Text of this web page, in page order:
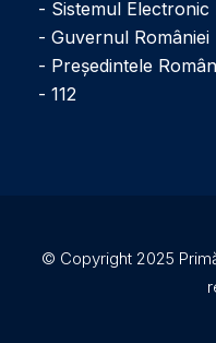
- Sistemul Electronic
- Guvernul României
- Președintele
- 112
© Copyright 2025